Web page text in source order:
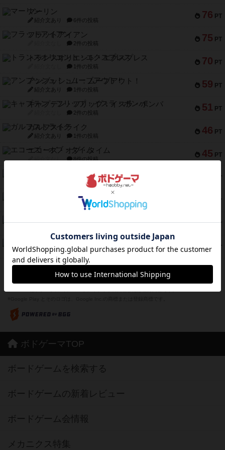
76 PT
マーリン
紹介文あり 6件の投稿
75 PT
フラットアイアン
2件の投稿
70 PT
トランスオリエント・エクスプレス
1件の投稿
59 PT
アンブッシュ！：ムーブアウト！
紹介文あり 1件の投稿
51 PT
キャプテン・フリップ：イスラ・ボンバ
2件の投稿
46 PT
ガルフストライク
紹介文あり 1件の投稿
45 PT
エコーズ・オブ・タイム
8件の投稿
PT
12件の投稿
PT
1件の投稿
45 PT
42 PT
紹介文あり 10件の投稿
※Apple、Apple のロゴ は、米国および他の国々で登録されたApple Inc.の商標です。
ボドゲーマTOP
ボードゲームを検索する
ボードゲームの新着レビュー
ボードゲーム会情報
メカニクス特集